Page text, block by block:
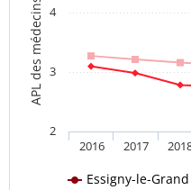
Essigny-le-Grand
2016 2017
2
3
4